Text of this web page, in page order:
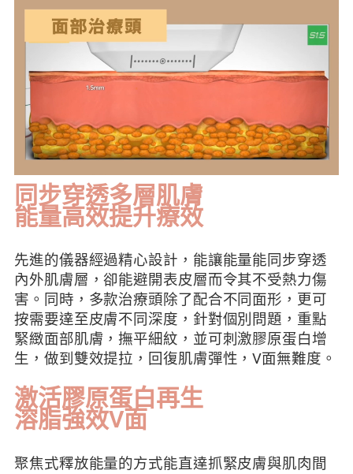
同步穿透多層肌膚
能量高效提升療效
先進的儀器經過精心設計，能讓能量能同步穿透
內外肌膚層，卻能避開表皮層而令其不受熱力傷
害。同時，多款治療頭除了配合不同面形，更可
按需要達至皮膚不同深度，針對個別問題，重點
緊緻面部肌膚，撫平細紋，並可刺激膠原蛋白增
生，做到雙效提拉，回復肌膚彈性，V面無難度。
激活膠原蛋白再生
溶脂強效V面
聚焦式釋放能量的方式能直達抓緊皮膚與肌肉間